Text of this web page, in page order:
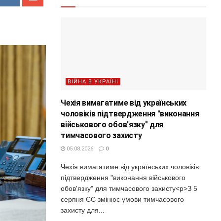
ВІЙНА В УКРАЇНІ
Чехія вимагатиме від українських
чоловіків підтвердження "виконання
військового обов'язку" для
тимчасового захисту
05.08.2026 0
Чехія вимагатиме від українських чоловіків
підтвердження "виконання військового
обов'язку" для тимчасового захисту<p>З 5
серпня ЄС змінює умови тимчасового
захисту для...